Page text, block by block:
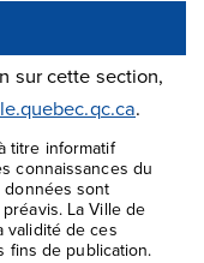
sur cette section,
.
titre informatif
connaissances du
données sont
La Ville de
validité de ces
fins de publication.